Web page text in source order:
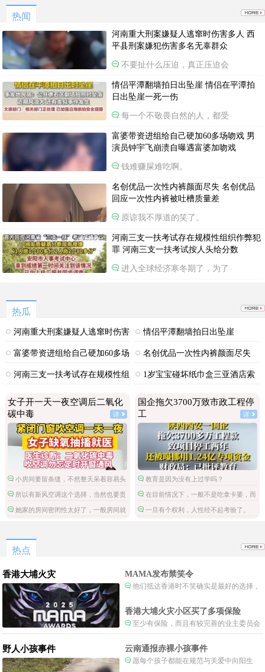
热闻
河南重大刑案嫌疑人逃窜时伤害多人 西
平县刑案嫌犯伤害多名无辜群众
不要扯什么压迫，真正压迫会
情侣平潭翻墙拍日出坠崖 情侣在平潭拍
日出坠崖一死一伤
每一个不敬畏自然的人，都受
富婆带资进组给自己硬加60多场吻戏 男
演员钟宇飞崩溃自曝遇富婆加吻戏
钱难赚屎难吃啊。
名创优品一次性内裤颜面尽失 名创优品
回应一次性内裤被吐槽质量差
原谅我不厚道的笑了。
河南三支一扶考试存在规模性组织作弊犯
罪 河南三支一扶考试按人头给分数
进入全球经济寒冬期了，为了
热瓜
河南重大刑案嫌疑人逃窜时伤害
多人
情侣平潭翻墙拍日出坠崖
富婆带资进组给自己硬加60多场
吻戏
名创优品一次性内裤颜面尽失
河南三支一扶考试存在规模性组
1岁宝宝碰坏纸巾盒三亚酒店索
女子开一天一夜空调后二氧化
碳中毒
详
小房间要留条缝，不然整天呆着容易头
昏脑胀，精神不振，缺氧。
所以有新风空调这个选择，当然也要贵
一些。
她家的房间密闭性太好了，一般房间就
国企拖欠3700万致市政工程停
工
详
教育是因为没有上过学吗？
在目前情况下，一般不是吃拿卡要，而
是这笔钱被财政挪用了。
一旦有个权利，人性经不起考验了。
热点
香港大埔火灾 MAMA发布禁笑令
他们抵达香港时不笑确实是最好的选择，
一种保护吧。
香港大埔火灾小区买了多项保险
至少有保险，而且有较完善的业主委员会
制度。
野人小孩事件 云南通报赤裸小孩事件
愿每个孩子都能在规范与关爱中向阳生